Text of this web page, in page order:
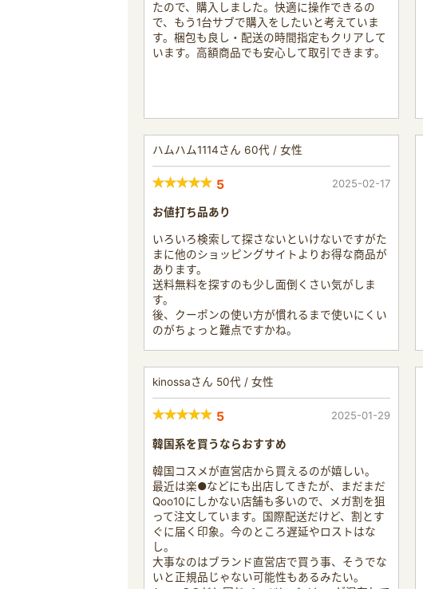
たので、購入しました。快適に操作できるの
で、もう1台サブで購入をしたいと考えていま
す。梱包も良し・配送の時間指定もクリアして
います。高額商品でも安心して取引できます。
ハムハム1114さん 60代 / 女性
5 2025-02-17
お値打ち品あり
いろいろ検索して探さないといけないですがた
まに他のショッピングサイトよりお得な商品が
あります。
送料無料を探すのも少し面倒くさい気がしま
す。
後、クーポンの使い方が慣れるまで使いにくい
のがちょっと難点ですかね。
kinossaさん 50代 / 女性
5 2025-01-29
韓国系を買うならおすすめ
韓国コスメが直営店から買えるのが嬉しい。
最近は楽●などにも出店してきたが、まだまだ
Qoo10にしかない店舗も多いので、メガ割を狙
って注文しています。国際配送だけど、割とす
ぐに届く印象。今のところ遅延やロストはな
し。
大事なのはブランド直営店で買う事、そうでな
いと正規品じゃない可能性もあるみたい。